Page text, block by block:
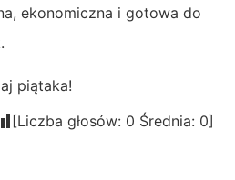
ekonomiczna i gotowa do
piątaka!
[Liczba głosów: 0 Średnia: 0]